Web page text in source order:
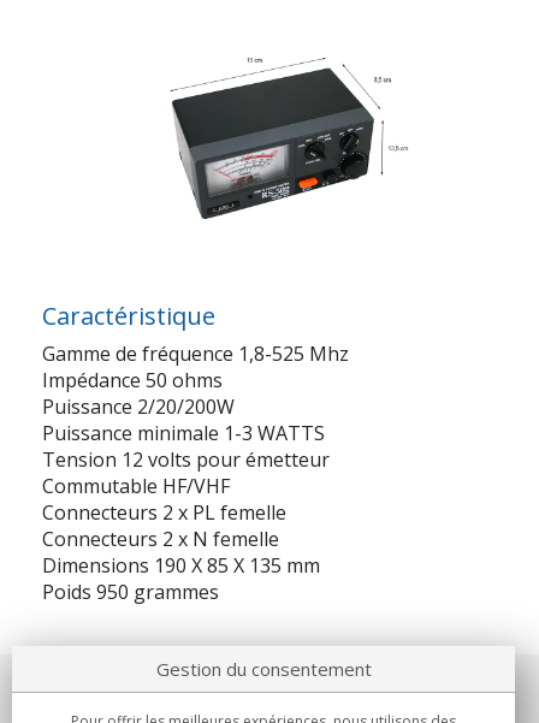
Caractéristique
Gamme de fréquence 1,8-525 Mhz
Impédance 50 ohms
Puissance 2/20/200W
Puissance minimale 1-3 WATTS
Tension 12 volts pour émetteur
Commutable HF/VHF
Connecteurs 2 x PL femelle
Connecteurs 2 x N femelle
Dimensions 190 X 85 X 135 mm
Poids 950 grammes
Notre société
Gestion du consentement